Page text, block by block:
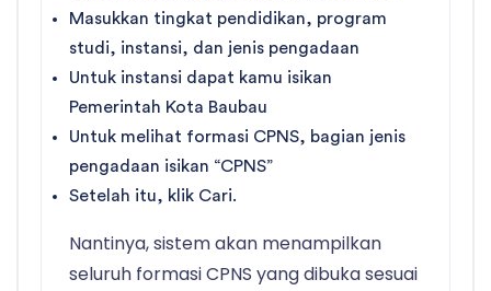
Masukkan tingkat pendidikan, program
studi, instansi, dan jenis pengadaan
Untuk instansi dapat kamu isikan
Pemerintah Kota Baubau
Untuk melihat formasi CPNS, bagian jenis
pengadaan isikan “CPNS”
Setelah itu, klik Cari.
Nantinya, sistem akan menampilkan
seluruh formasi CPNS yang dibuka sesuai